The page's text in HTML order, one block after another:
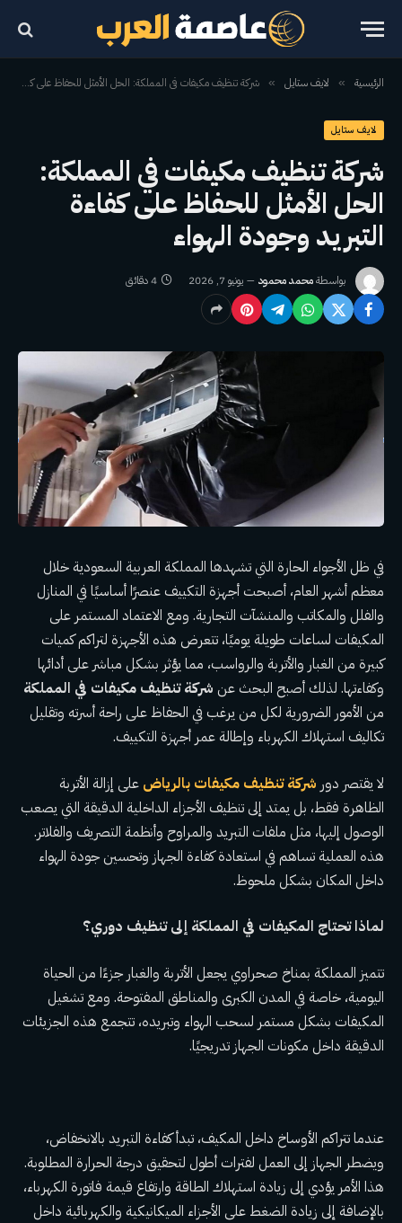
الرئيسية » لايف ستايل » شركة تنظيف مكيفات في المملكة: الحل الأمثل للحفاظ على كفاءة التبريد وجودة الهواء
لايف ستايل
شركة تنظيف مكيفات في المملكة:
الحل الأمثل للحفاظ على كفاءة
التبريد وجودة الهواء
بواسطةمحمد محمود يونيو 7, 2026 4 دقائق
في ظل الأجواء الحارة التي تشهدها المملكة العربية السعودية خلال
معظم أشهر العام، أصبحت أجهزة التكييف عنصرًا أساسيًا في المنازل
والفلل والمكاتب والمنشآت التجارية. ومع الاعتماد المستمر على
المكيفات لساعات طويلة يوميًا، تتعرض هذه الأجهزة لتراكم كميات
كبيرة من الغبار والأتربة والرواسب، مما يؤثر بشكل مباشر على أدائها
وكفاءتها. لذلك أصبح البحث عن شركة تنظيف مكيفات في المملكة
من الأمور الضرورية لكل من يرغب في الحفاظ على راحة أسرته وتقليل
تكاليف استهلاك الكهرباء وإطالة عمر أجهزة التكييف.
لا يقتصر دور شركة تنظيف مكيفات بالرياض على إزالة الأتربة
الظاهرة فقط، بل يمتد إلى تنظيف الأجزاء الداخلية الدقيقة التي يصعب
الوصول إليها، مثل ملفات التبريد والمراوح وأنظمة التصريف والفلاتر.
هذه العملية تساهم في استعادة كفاءة الجهاز وتحسين جودة الهواء
داخل المكان بشكل ملحوظ.
لماذا تحتاج المكيفات في المملكة إلى تنظيف دوري؟
تتميز المملكة بمناخ صحراوي يجعل الأتربة والغبار جزءًا من الحياة
اليومية، خاصة في المدن الكبرى والمناطق المفتوحة. ومع تشغيل
المكيفات بشكل مستمر لسحب الهواء وتبريده، تتجمع هذه الجزيئات
الدقيقة داخل مكونات الجهاز تدريجيًا.
عندما تتراكم الأوساخ داخل المكيف، تبدأ كفاءة التبريد بالانخفاض،
ويضطر الجهاز إلى العمل لفترات أطول لتحقيق درجة الحرارة المطلوبة.
هذا الأمر يؤدي إلى زيادة استهلاك الطاقة وارتفاع قيمة فاتورة الكهرباء،
بالإضافة إلى زيادة الضغط على الأجزاء الميكانيكية والكهربائية داخل